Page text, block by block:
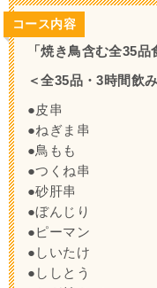
コース内容
「焼き鳥含む全35
＜全35品・3時間飲
●皮串
●ねぎま串
●鳥もも
●つくね串
●砂肝串
●ぼんじり
●ピーマン
●しいたけ
●ししとう